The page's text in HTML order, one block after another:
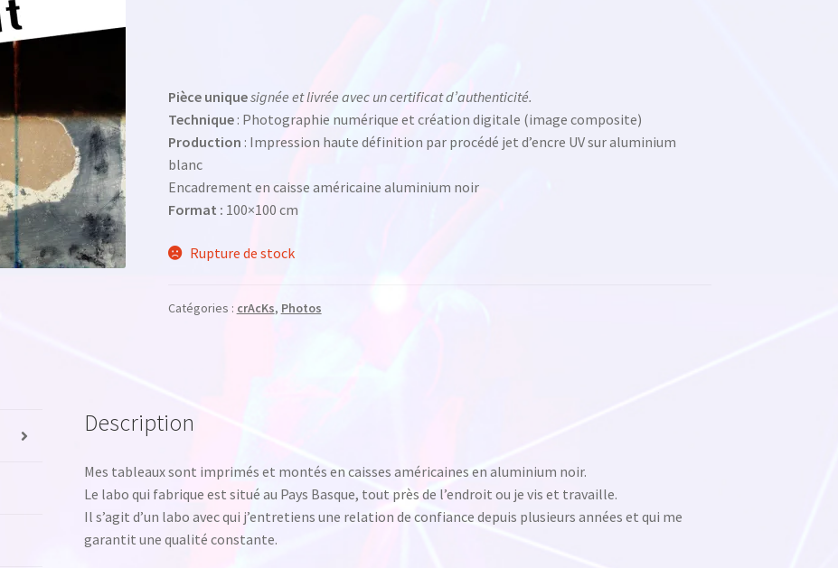
Pièce uniquesignée et livrée avec un certificat d’authenticité.
Technique: Photographie numérique et création digitale (image composite)
Production : Impression haute définition par procédé jet d’encre UV sur aluminium
blanc
Encadrement en caisse américaine aluminium noir
Format : 100×100 cm
Rupture de stock
Catégories : crAcKs, Photos
Description
Mes tableaux sont imprimés et montés en caisses américaines en aluminium noir.
Le labo qui fabrique est situé au Pays Basque, tout près de l’endroit ou je vis et travaille.
Il s’agit d’un labo avec qui j’entretiens une relation de confiance depuis plusieurs années et qui me
garantit une qualité constante.